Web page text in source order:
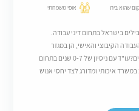
שהוא בית אופי משפחתי
בישראל בתחום דיני עבודה.
הקיבוצי והאישי, הן במגזר
הפרטי והן במגזר הציבורי.מה מחפשים?עו"ד עם ניסיון של 0-7 שנים בתחום
איכותי ומדורג לצד יחסי אנוש